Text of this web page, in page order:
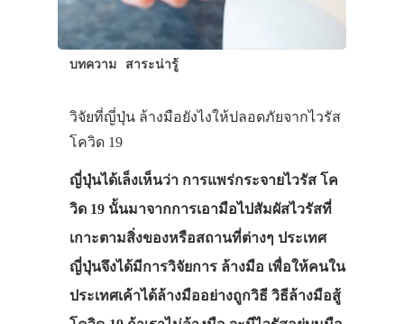
บทความ สาระน่ารู้
วิจัยที่ญี่ปุ่น ล้างมือยังไงให้ปลอดภัยจากไวรัส
โควิด 19
ญี่ปุ่นได้เล็งเห็นว่า การแพร่กระจายไวรัส โค
วิด 19 นั้นมาจากการเอามือไปสัมผัสไวรัสที่
เกาะตามสิ่งของหรือสถานที่ต่างๆ ประเทศ
ญี่ปุ่นจึงได้มีการวิจัยการ ล้างมือ เพื่อให้คนใน
ประเทศเค้าได้ล้างมืออย่างถูกวิธี วิธีล้างมือสู้